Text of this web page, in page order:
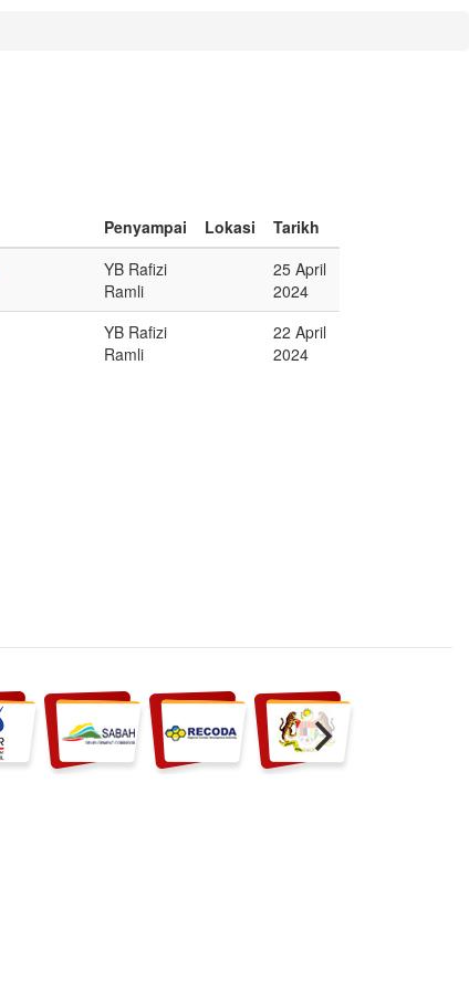
Penyampai Lokasi
Tarikh
YB Rafizi
Ramli
25 April
2024
YB Rafizi
Ramli
22 April
2024